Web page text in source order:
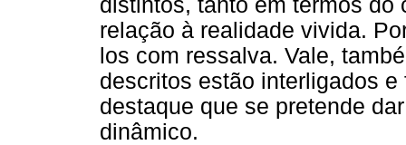
relação à realidade vivida.
los com ressalva. Vale,
descritos estão interligados
destaque que se pretende
dinâmico.